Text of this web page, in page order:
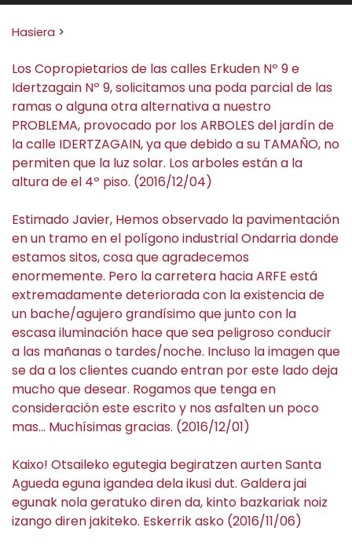
Search for:
Hasiera >
Los Copropietarios de las calles Erkuden Nº 9 e
Idertzagain Nº 9, solicitamos una poda parcial de las
ramas o alguna otra alternativa a nuestro
PROBLEMA, provocado por los ARBOLES del jardín de
la calle IDERTZAGAIN, ya que debido a su TAMAÑO, no
permiten que la luz solar. Los arboles están a la
altura de el 4º piso. (2016/12/04)
Estimado Javier, Hemos observado la pavimentación
en un tramo en el polígono industrial Ondarria donde
estamos sitos, cosa que agradecemos
enormemente. Pero la carretera hacia ARFE está
extremadamente deteriorada con la existencia de
un bache/agujero grandísimo que junto con la
escasa iluminación hace que sea peligroso conducir
a las mañanas o tardes/noche. Incluso la imagen que
se da a los clientes cuando entran por este lado deja
mucho que desear. Rogamos que tenga en
consideración este escrito y nos asfalten un poco
mas… Muchísimas gracias. (2016/12/01)
Kaixo! Otsaileko egutegia begiratzen aurten Santa
Agueda eguna igandea dela ikusi dut. Galdera jai
egunak nola geratuko diren da, kinto bazkariak noiz
izango diren jakiteko. Eskerrik asko (2016/11/06)